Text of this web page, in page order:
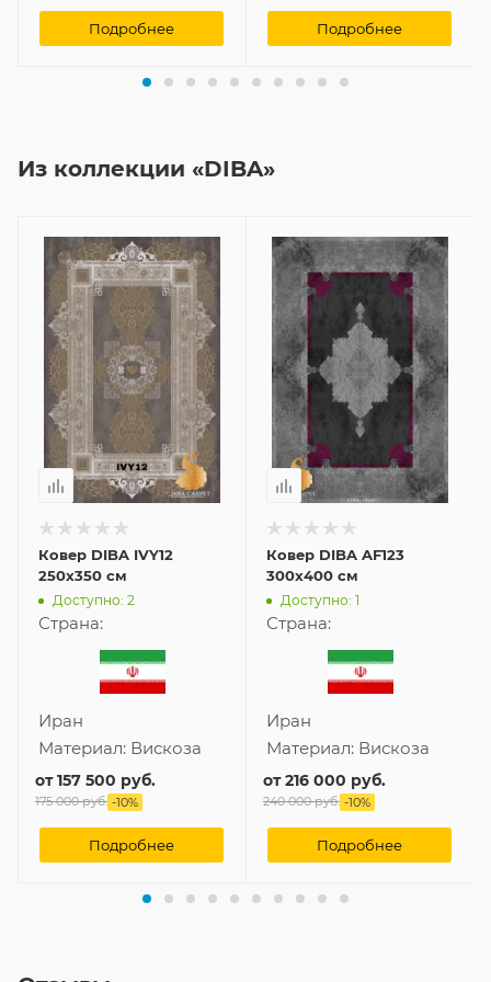
Подробнее Подробнее
Из коллекции «DIBA»
Ковер DIBA IVY12
250x350 см
Доступно: 2
Страна:
Иран
Материал: Вискоза
от157 500 руб.
175 000 руб. -10%
Подробнее
Ковер DIBA AF123
300x400 см
Доступно: 1
Страна:
Иран
Материал: Вискоза
от216 000 руб.
240 000 руб. -10%
Подробнее